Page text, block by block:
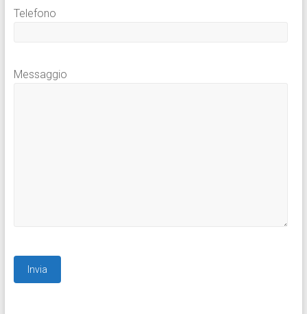
Telefono
Messaggio